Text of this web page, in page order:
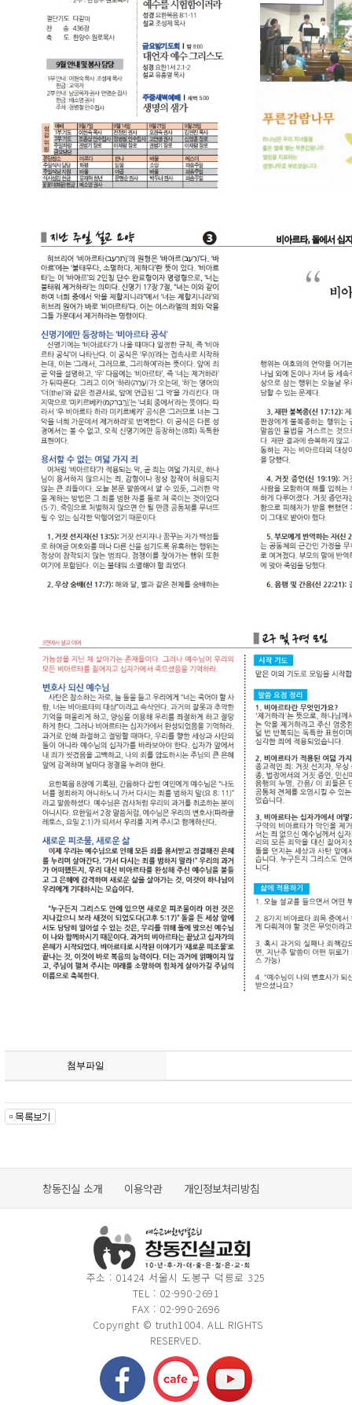
첨부파일
창동진실 소개 이용약관 개인정보처리방침
주소 : 01424 서울시 도봉구 덕릉로 325
TEL : 02-990-2691
FAX : 02-990-2696
Copyright © truth1004. ALL RIGHTS
RESERVED.